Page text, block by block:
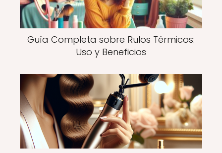
Guía Completa sobre Rulos Térmicos:
Uso y Beneficios